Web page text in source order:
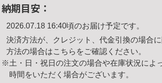
納期目安：
2026.07.18 16:40頃のお届け予定です。
決済方法が、クレジット、代金引換の場合
方法の場合はこちら をご確認ください。
※土・日・祝日の注文の場合や在庫状況によ
時間をいただく場合がございます。